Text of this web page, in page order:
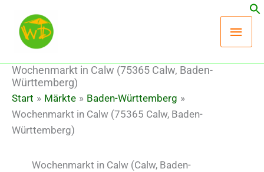
Inhalt
springen
Wochenmarkt in Calw (75365 Calw, Baden-
Württemberg)
Start Märkte
Baden-Württemberg
Wochenmarkt in Calw (75365 Calw, Baden-
Württemberg)
Wochenmarkt in Calw (Calw, Baden-